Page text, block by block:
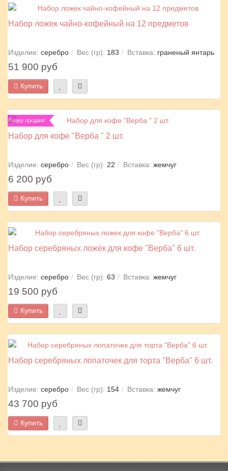
Набор ложек чайно-кофейный на 12 предметов
Изделие: серебро Вес (гр): 183 Вставка: граненый янтарь
51 900 руб
Купить
Лидер продаж!
Набор для кофе "Верба " 2 шт.
Изделие: серебро Вес (гр): 22 Вставка: жемчуг
6 200 руб
Купить
Набор серебряных ложек для кофе "Верба" 6 шт.
Изделие: серебро Вес (гр): 63 Вставка: жемчуг
19 500 руб
Купить
Набор серебряных лопаточек для торта "Верба" 6 шт.
Изделие: серебро Вес (гр): 154 Вставка: жемчуг
43 700 руб
Купить